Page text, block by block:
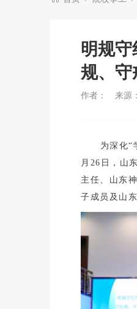
明规
规、守
作者： 来源
为深化“
月26日，山
主任、山东
子成员及山